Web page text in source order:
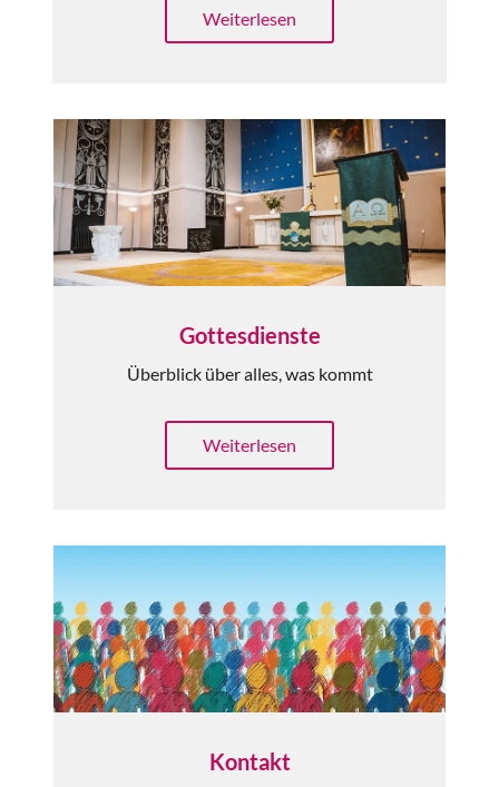
Weiterlesen
Gottesdienste
Überblick über alles, was kommt
Weiterlesen
Kontakt